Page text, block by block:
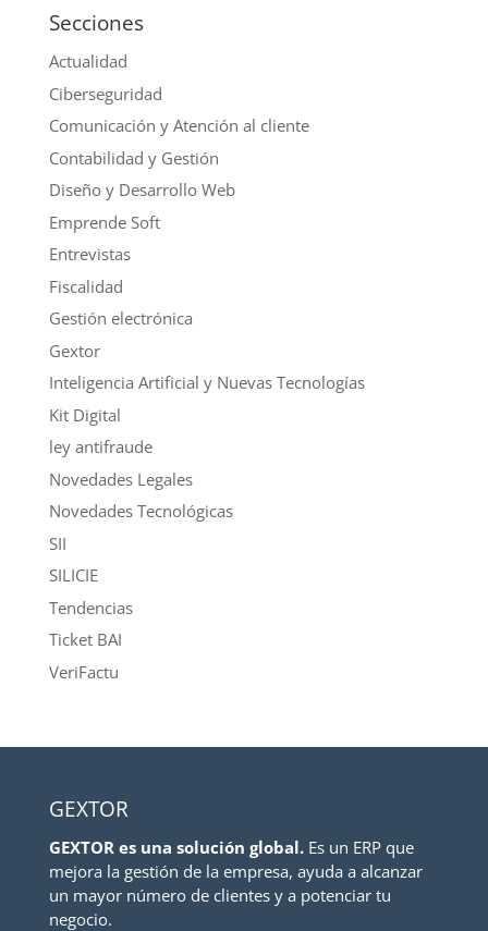
Secciones
Actualidad
Ciberseguridad
Comunicación y Atención al cliente
Contabilidad y Gestión
Diseño y Desarrollo Web
Emprende Soft
Entrevistas
Fiscalidad
Gestión electrónica
Gextor
Inteligencia Artificial y Nuevas Tecnologías
Kit Digital
ley antifraude
Novedades Legales
Novedades Tecnológicas
SII
SILICIE
Tendencias
Ticket BAI
VeriFactu
GEXTOR
GEXTOR es una solución global.Es un ERP que
mejora la gestión de la empresa, ayuda a alcanzar
un mayor número de clientes y a potenciar tu
negocio.